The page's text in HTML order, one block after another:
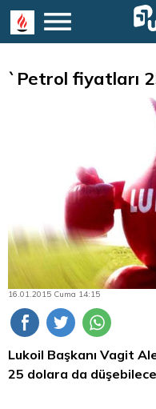
`Petrol fiyatları
16.01.2015 Cuma 14:15
Lukoil Başkanı Vagit
25 dolara da